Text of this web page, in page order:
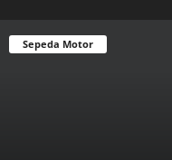
Sepeda Motor